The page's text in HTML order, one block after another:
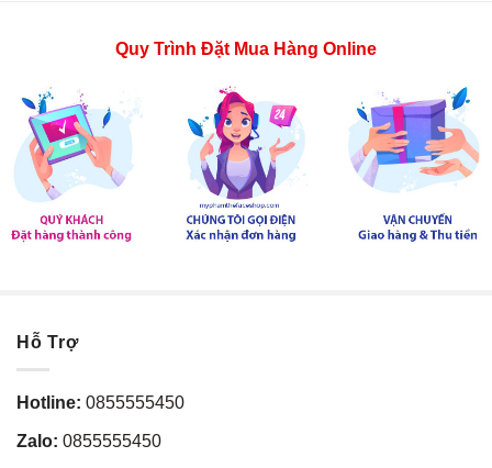
Quy Trình Đặt Mua Hàng Online
Hỗ Trợ
Hotline: 0855555450
Zalo: 0855555450